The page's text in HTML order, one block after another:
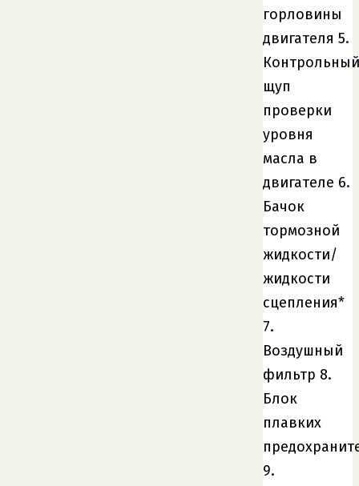
горловины
двигателя 5.
Контрольный
щуп
проверки
уровня
масла в
двигателе 6.
Бачок
тормозной
жидкости/
жидкости
сцепления*
7.
Воздушный
фильтр 8.
Блок
плавких
9.